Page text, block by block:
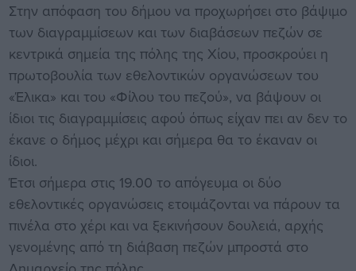
Στην απόφαση του δήμου να προχωρήσει στο βάψιμο
των διαγραμμίσεων και των διαβάσεων πεζών σε
κεντρικά σημεία της πόλης της Χίου, προσκρούει η
πρωτοβουλία των εθελοντικών οργανώσεων του
«Έλικα» και του «Φίλου του πεζού», να βάψουν οι
ίδιοι τις διαγραμμίσεις αφού όπως είχαν πει αν δεν το
έκανε ο δήμος μέχρι και σήμερα θα το έκαναν οι
ίδιοι.
Έτσι σήμερα στις 19.00 το απόγευμα οι δύο
εθελοντικές οργανώσεις ετοιμάζονται να πάρουν τα
πινέλα στο χέρι και να ξεκινήσουν δουλειά, αρχής
γενομένης από τη διάβαση πεζών μπροστά στο